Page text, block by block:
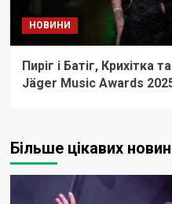
НОВИНИ
Пиріг і Батіг, Крихітка
Jäger Music Awards
Більше цікавих новин